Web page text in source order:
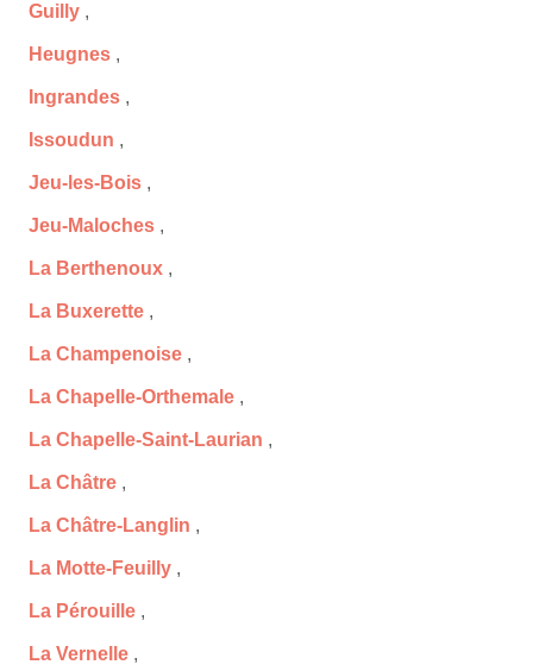
Guilly ,
Heugnes ,
Ingrandes ,
Issoudun ,
Jeu-les-Bois ,
Jeu-Maloches ,
La Berthenoux ,
La Buxerette ,
La Champenoise ,
La Chapelle-Orthemale ,
La Chapelle-Saint-Laurian ,
La Châtre ,
La Châtre-Langlin ,
La Motte-Feuilly ,
La Pérouille ,
La Vernelle ,